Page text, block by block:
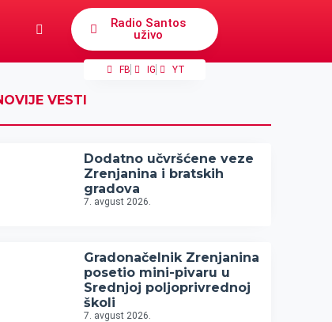
Radio Santos
uživo
FB IG YT
VESTI
Dodatno učvršćene veze
Zrenjanina i bratskih
gradova
7. avgust 2026.
Gradonačelnik Zrenjanina
posetio mini-pivaru u
Srednjoj poljoprivrednoj
školi
7. avgust 2026.